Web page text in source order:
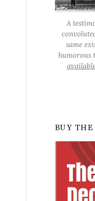
A
same
humorous
BUY THE